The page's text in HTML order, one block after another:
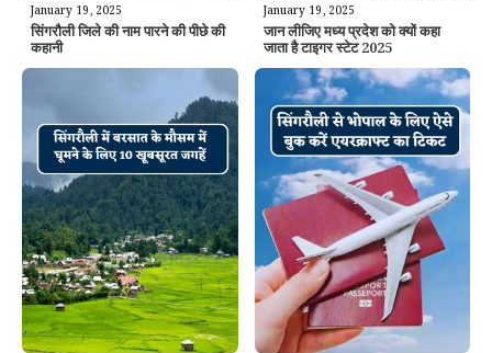
January 19, 2025
सिंगरौली जिले की नाम पारने की पीछे की
कहानी
January 19, 2025
जान लीजिए मध्य प्रदेश को क्यों कहा
जाता है टाइगर स्टेट 2025